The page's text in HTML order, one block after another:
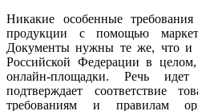
Никакие особенные
продукции с помощью
Документы нужны те же, что и
Российской Федерации в
онлайн-площадки. Речь
подтверждает соответствие
требованиям и правилам